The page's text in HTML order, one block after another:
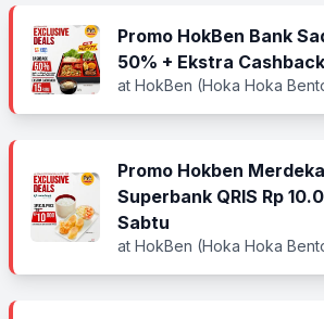
Promo HokBen Bank
50% + Ekstra
at HokBen (Hoka Hoka
Promo Hokben
Superbank QRIS Rp
Sabtu
at HokBen (Hoka Hoka